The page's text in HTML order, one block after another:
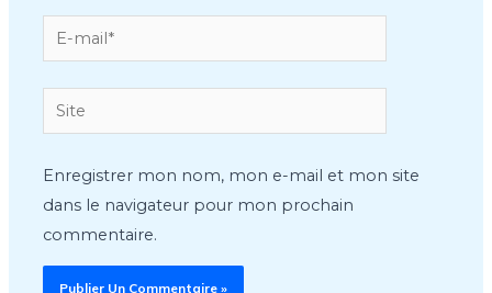
E-
mail*
Site
Enregistrer mon nom, mon e-mail et mon site
dans le navigateur pour mon prochain
commentaire.